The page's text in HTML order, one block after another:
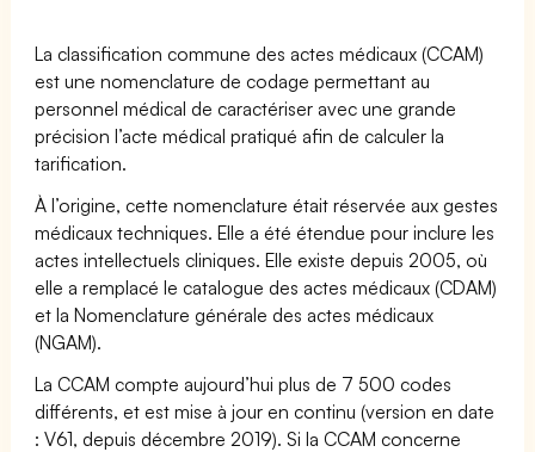
La classification commune des actes médicaux (CCAM)
est une nomenclature de codage permettant au
personnel médical de caractériser avec une grande
précision l’acte médical pratiqué afin de calculer la
tarification.
À l’origine, cette nomenclature était réservée aux gestes
médicaux techniques. Elle a été étendue pour inclure les
actes intellectuels cliniques. Elle existe depuis 2005, où
elle a remplacé le catalogue des actes médicaux (CDAM)
et la Nomenclature générale des actes médicaux
(NGAM).
La CCAM compte aujourd’hui plus de 7 500 codes
différents, et est mise à jour en continu (version en date
: V61, depuis décembre 2019). Si la CCAM concerne